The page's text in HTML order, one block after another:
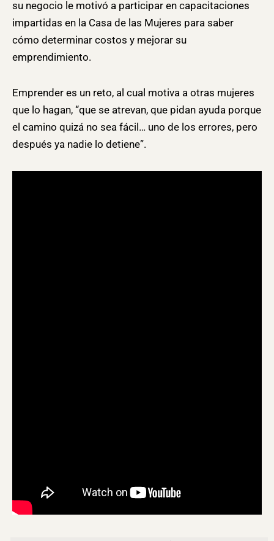
su negocio le motivó a participar en capacitaciones
impartidas en la Casa de las Mujeres para saber
cómo determinar costos y mejorar su
emprendimiento.
Emprender es un reto, al cual motiva a otras mujeres
que lo hagan, “que se atrevan, que pidan ayuda porque
el camino quizá no sea fácil… uno de los errores, pero
después ya nadie lo detiene”.